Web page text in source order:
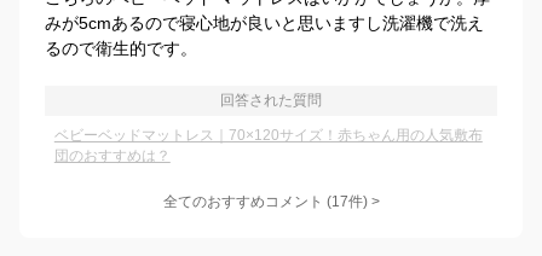
みが5cmあるので寝心地が良いと思いますし洗濯機で洗え
るので衛生的です。
回答された質問
ベビーベッドマットレス｜70×120サイズ！赤ちゃん用の人気敷布
団のおすすめは？
全てのおすすめコメント (17件) >